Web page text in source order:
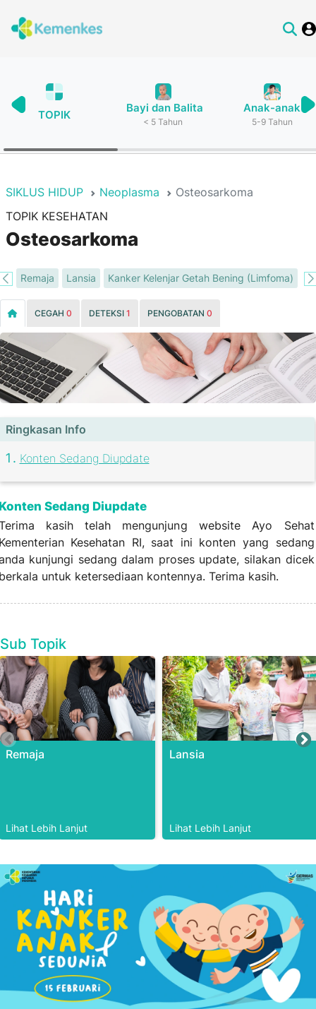
TOPIK
Bayi dan Balita
< 5 Tahun
Anak-anak
5-9 Tahun
SIKLUS HIDUP Neoplasma
Osteosarkoma
TOPIK KESEHATAN
Osteosarkoma
Remaja Lansia Kanker Kelenjar Getah Bening (Limfoma)
CEGAH 0 DETEKSI 1 PENGOBATAN 0
Ringkasan Info
Konten Sedang Diupdate
Sedang Diupdate
kasih telah mengunjung website Ayo Sehat
Kesehatan RI, saat ini konten yang sedang
kunjungi sedang dalam proses update, silakan dicek
untuk ketersediaan kontennya. Terima kasih.
Sub Topik
Remaja
Lihat Lebih Lanjut
Lansia
Lihat Lebih Lanjut